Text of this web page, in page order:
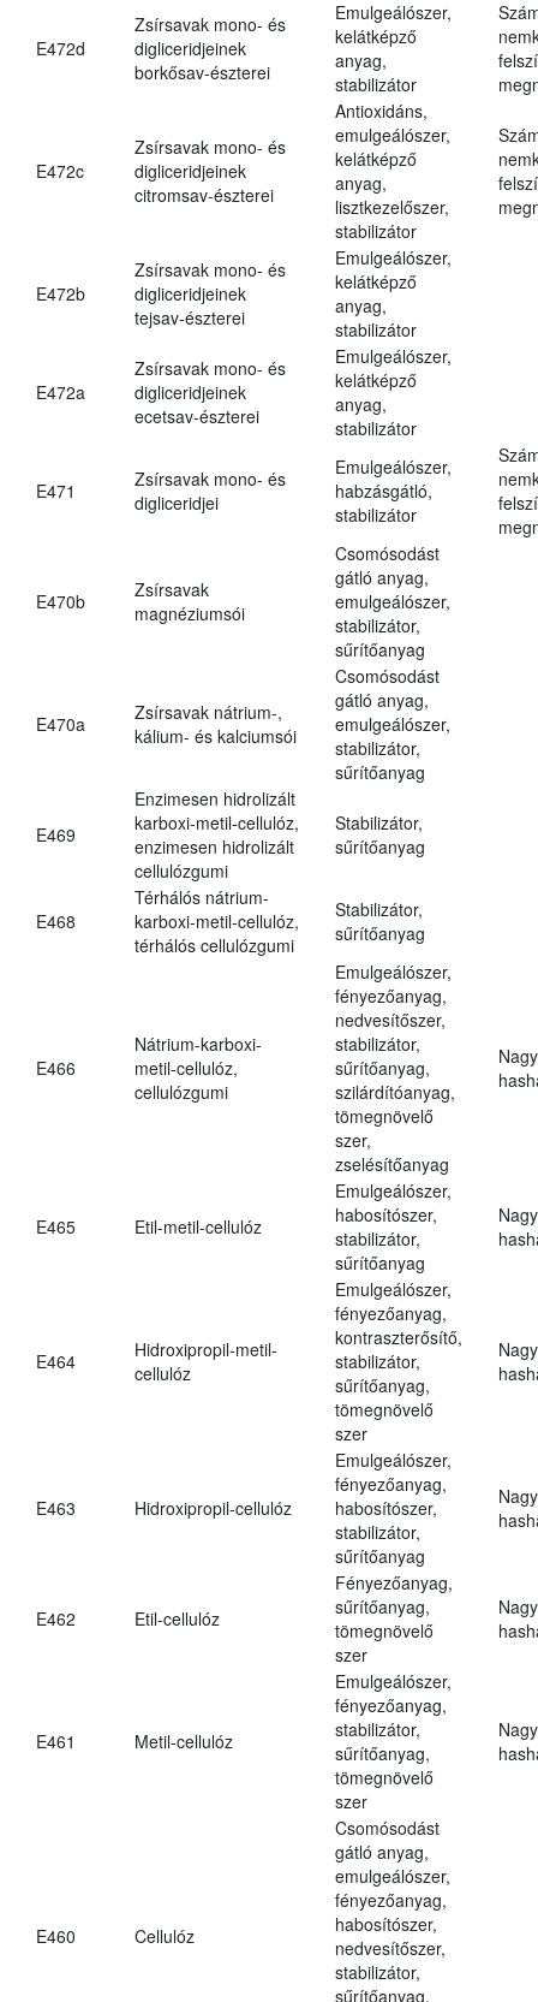
E472d
Zsírsavak mono- és
digliceridjeinek
borkősav-észterei
Emulgeálószer,
kelátképző
anyag,
stabilizátor
E472c
Zsírsavak mono- és
digliceridjeinek
citromsav-észterei
Antioxidáns,
emulgeálószer,
kelátképző
anyag,
lisztkezelőszer,
stabilizátor
E472b
Zsírsavak mono- és
digliceridjeinek
tejsav-észterei
Emulgeálószer,
kelátképző
anyag,
stabilizátor
E472a
Zsírsavak mono- és
digliceridjeinek
ecetsav-észterei
Emulgeálószer,
kelátképző
anyag,
stabilizátor
E471
Zsírsavak mono- és
digliceridjei
Emulgeálószer,
habzásgátló,
stabilizátor
E470b
Zsírsavak
magnéziumsói
Csomósodást
gátló anyag,
emulgeálószer,
stabilizátor,
sűrítőanyag
E470a
Zsírsavak nátrium-,
kálium- és kalciumsói
Csomósodást
gátló anyag,
emulgeálószer,
stabilizátor,
sűrítőanyag
E469
Enzimesen hidrolizált
karboxi-metil-cellulóz,
enzimesen hidrolizált
cellulózgumi
Stabilizátor,
sűrítőanyag
E468
Térhálós nátrium-
karboxi-metil-cellulóz,
térhálós cellulózgumi
Stabilizátor,
sűrítőanyag
E466
Nátrium-karboxi-
metil-cellulóz,
cellulózgumi
Emulgeálószer,
fényezőanyag,
nedvesítőszer,
stabilizátor,
sűrítőanyag,
szilárdítóanyag,
tömegnövelő
szer,
zselésítőanyag
E465 Etil-metil-cellulóz
Emulgeálószer,
habosítószer,
stabilizátor,
sűrítőanyag
E464
Hidroxipropil-metil-
cellulóz
Emulgeálószer,
fényezőanyag,
kontraszterősítő,
stabilizátor,
sűrítőanyag,
tömegnövelő
szer
E463 Hidroxipropil-cellulóz
Emulgeálószer,
fényezőanyag,
habosítószer,
stabilizátor,
sűrítőanyag
E462 Etil-cellulóz
Fényezőanyag,
sűrítőanyag,
tömegnövelő
szer
E461 Metil-cellulóz
Emulgeálószer,
fényezőanyag,
stabilizátor,
sűrítőanyag,
tömegnövelő
szer
E460 Cellulóz
Csomósodást
gátló anyag,
emulgeálószer,
fényezőanyag,
habosítószer,
nedvesítőszer,
stabilizátor,
sűrítőanyag,